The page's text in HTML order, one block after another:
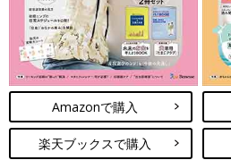
Amazonで購入
楽天ブックスで購入